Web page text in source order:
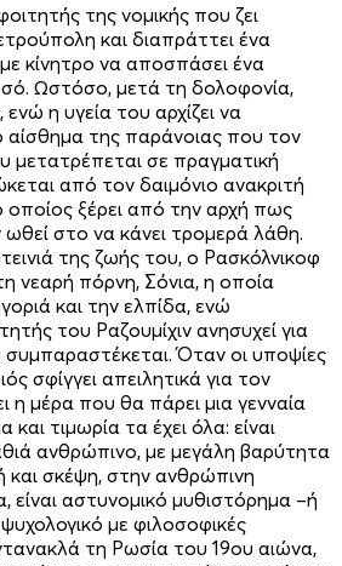
της νομικής που ζει
και διαπράττει ένα
κίνητρο να αποσπάσει ένα
Ωστόσο, μετά τη δολοφονία,
η υγεία του αρχίζει να
αίσθημα της παράνοιας που τον
μετατρέπεται σε πραγματική
από τον δαιμόνιο ανακριτή
οποίος ξέρει από την αρχή πως
ωθεί στο να κάνει τρομερά λάθη.
της ζωής του, ο Ρασκόλνικοφ
νεαρή πόρνη, Σόνια, η οποία
και την ελπίδα, ενώ
του Ραζουμίχιν ανησυχεί για
συμπαραστέκεται. Όταν οι υποψίες
σφίγγει απειλητικά για τον
η μέρα που θα πάρει μια γενναία
τιμωρία τα έχει όλα: είναι
ανθρώπινο, με μεγάλη βαρύτητα
σκέψη, στην ανθρώπινη
είναι αστυνομικό μυθιστόρημα –ή
με φιλοσοφικές
τη Ρωσία του 19ου αιώ­να,